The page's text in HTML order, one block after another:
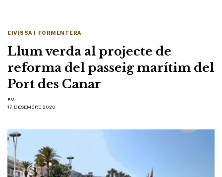
EIVISSA I FORMENTERA
Llum verda al projecte de
reforma del passeig marítim del
Port des Canar
F.V.
17 DESEMBRE 2020